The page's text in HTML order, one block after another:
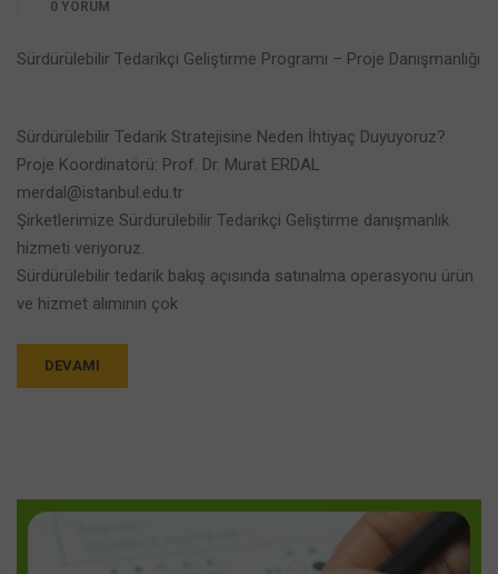
0 YORUM
Sürdürülebilir Tedarikçi Geliştirme Programı – Proje Danışmanlığı
Sürdürülebilir Tedarik Stratejisine Neden İhtiyaç Duyuyoruz?
Proje Koordinatörü: Prof. Dr. Murat ERDAL
merdal@istanbul.edu.tr
Şirketlerimize Sürdürülebilir Tedarikçi Geliştirme danışmanlık
hizmeti veriyoruz.
Sürdürülebilir tedarik bakış açısında satınalma operasyonu ürün
ve hizmet alımının çok
DEVAMI